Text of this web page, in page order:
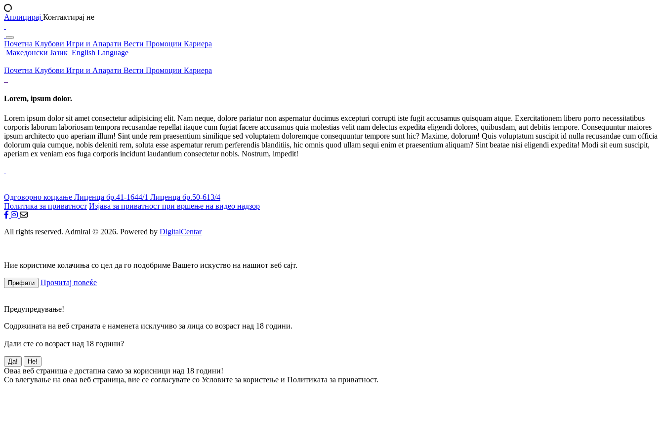
Аплицирај Контактирај не
Почетна Клубови Игри и Апарати Вести Промоции Кариера
Македонски Јазик English Language
Почетна Клубови Игри и Апарати Вести Промоции Кариера
Lorem, ipsum dolor.
Lorem ipsum dolor sit amet consectetur adipisicing elit. Nam neque, dolore pariatur non aspernatur ducimus excepturi corrupti iste fugit accusamus quisquam atque. Exercitationem libero porro necessitatibus
corporis laborum laboriosam tempora recusandae repellat itaque cum fugiat facere accusamus quia molestias velit nam delectus expedita eligendi dolores, quibusdam, aut debitis tempore. Consequuntur maiores
ipsum architecto quo aperiam illum! Sint unde rem praesentium similique sed voluptatem doloremque consequuntur tempore sunt hic? Maxime, dolorum! Quis voluptatum suscipit id nulla recusandae cum officia
dolorum quia cumque, nobis deleniti rem, soluta esse aspernatur rerum perferendis blanditiis, hic omnis quod ullam sequi enim et praesentium aliquam? Sint beatae nisi eligendi expedita! Modi sit eum suscipit,
aperiam ex veniam eos fuga corporis incidunt laudantium consectetur nobis. Nostrum, impedit!
Одговорно коцкање Лиценца бр.41-1644/1 Лиценца бр.50-613/4
Политика за приватност Изјава за приватност при вршење на видео надзор
All rights reserved. Admiral © 2026. Powered by DigitalCentar
Ние користиме колачиња со цел да го подобриме Вашето искуство на нашиот веб сајт.
Прифати Прочитај повеќе
Предупредување!
Содржината на веб страната е наменета исклучиво за лица со возраст над 18 години.
Дали сте со возраст над 18 години?
Да! Не!
Оваа веб страница е достапна само за корисници над 18 години!
Со влегување на оваа веб страница, вие се согласувате со Условите за користење и Политиката за приватност.